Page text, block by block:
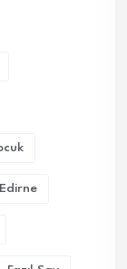
Edirne